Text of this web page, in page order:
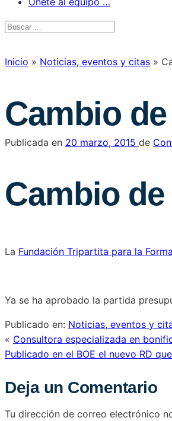
Inicio » Noticias, eventos y citas »
Cambio
Publicada en 20 marzo, 2015 de
Cambio
La Fundación Tripartita para la
Ya se ha aprobado la partida
Publicado en: Noticias, eventos y
« Consultora especializada en
Publicado en el BOE el nuevo RD
Deja un Comentario
Tu dirección de correo electrónico